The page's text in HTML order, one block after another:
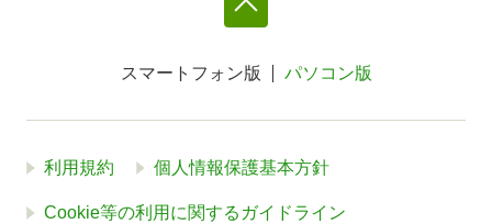
スマートフォン版 パソコン版
利用規約 個人情報保護基本方針
Cookie等の利用に関するガイドライン